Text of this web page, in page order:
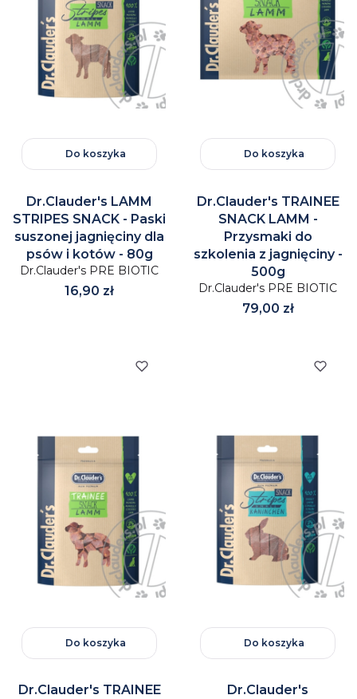
Do koszyka
Dr.Clauder's LAMM
STRIPES SNACK - Paski
suszonej jagnięciny dla
psów i kotów - 80g
Dr.Clauder's PRE BIOTIC
Cena
16,90 zł
Do koszyka
Dr.Clauder's TRAINEE
SNACK LAMM -
Przysmaki do
szkolenia z jagnięciny -
500g
Dr.Clauder's PRE BIOTIC
Cena
79,00 zł
Do koszyka
Dr.Clauder's TRAINEE
Do koszyka
Dr.Clauder's